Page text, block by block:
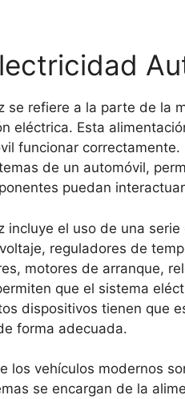
se refiere a la parte de la
eléctrica. Esta
funcionar
de un automóvil,
puedan
incluye el uso de una
reguladores de
motores de arranque,
que el sistema
dispositivos tienen que
forma adecuada.
los vehículos modernos
se encargan de la